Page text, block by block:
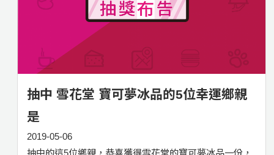
抽中 雪花堂 寶可夢冰品的5位幸運鄉親
是
2019-05-06